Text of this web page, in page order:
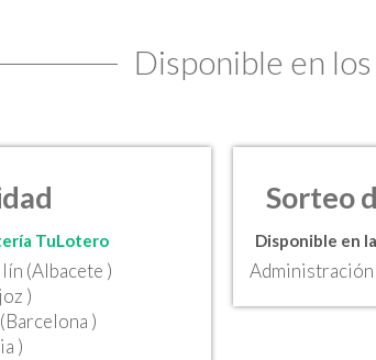
Disponible en
TuLotero
(Albacete )
)
)
)
Sorteo
Disponible en la
Administración